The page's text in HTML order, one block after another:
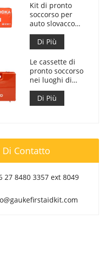
Kit di pronto
soccorso per
auto slovacco
Meet MZ SR
č.143/2009
Di Più
Le cassette di
pronto soccorso
nei luoghi di
lavoro sono
conformi al DM
388 del
Di Più
Contatto
27 8480 3357 ext 8049